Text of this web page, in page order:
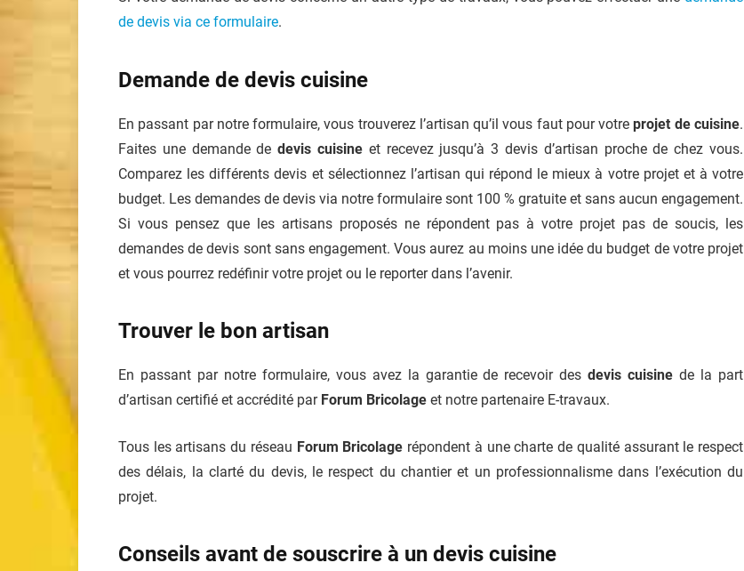
de devis via ce formulaire.
Demande de devis cuisine
En passant par notre formulaire, vous trouverez l’artisan qu’il vous faut pour votreprojet de cuisine.
Faites une demande dedevis cuisine et recevez jusqu’à 3 devis d’artisan proche de chez vous.
Comparez les différents devis et sélectionnez l’artisan qui répond le mieux à votre projet et à votre
budget. Les demandes de devis via notre formulaire sont 100 % gratuite et sans aucun engagement.
Si vous pensez que les artisans proposés ne répondent pas à votre projet pas de soucis, les
demandes de devis sont sans engagement. Vous aurez au moins une idée du budget de votre projet
et vous pourrez redéfinir votre projet ou le reporter dans l’avenir.
Trouver le bon artisan
En passant par notre formulaire, vous avez la garantie de recevoir desdevis cuisine de la part
d’artisan certifié et accrédité par Forum Bricolage et notre partenaire E-travaux.
Tous les artisans du réseau Forum Bricolage répondent à une charte de qualité assurant le respect
des délais, la clarté du devis, le respect du chantier et un professionnalisme dans l’exécution du
projet.
Conseils avant de souscrire à un devis cuisine